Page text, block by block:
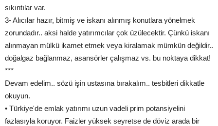
sıkıntılar var.
3- Alıcılar hazır, bitmiş ve iskanı alınmış konutlara yönelmek
zorundadır.. aksi halde yatırımcılar çok üzülecektir. Çünkü iskanı
alınmayan mülkü ikamet etmek veya kiralamak mümkün değildir..
doğalgaz bağlanmaz, asansörler çalışmaz vs. bu noktaya dikkat!
***
Devam edelim.. sözü işin ustasına bırakalım.. tesbitleri dikkatle
okuyun.
• Türkiye'de emlak yatırımı uzun vadeli prim potansiyelini
fazlasıyla koruyor. Faizler yüksek seyretse de döviz arada bir